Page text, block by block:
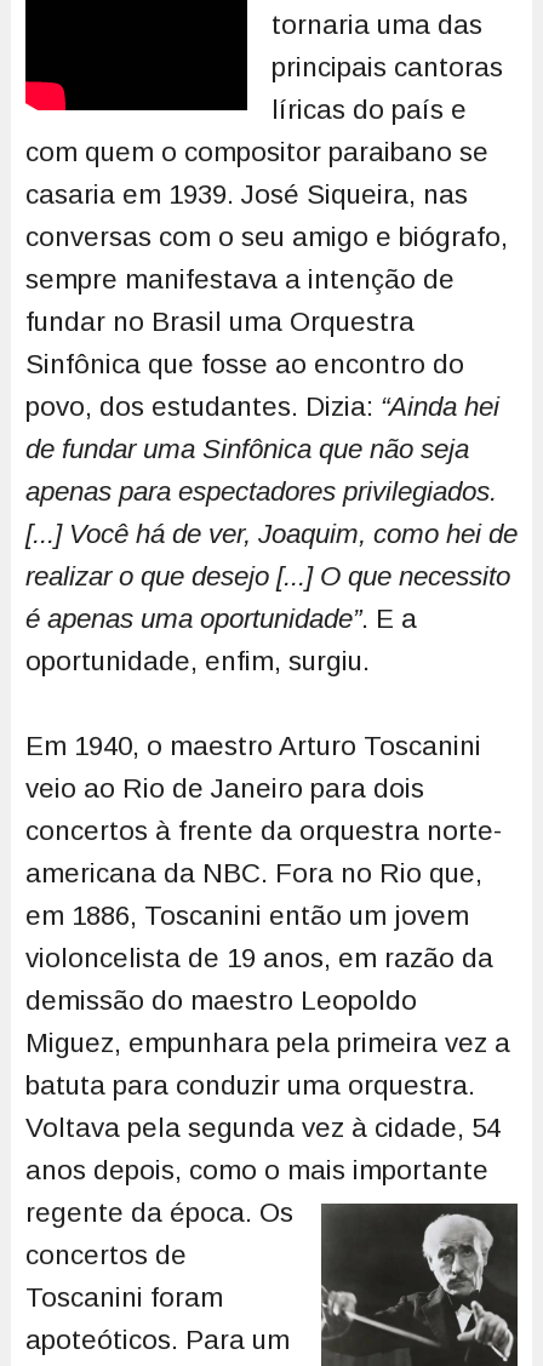
tornaria uma das
principais cantoras
líricas do país e
com quem o compositor paraibano se
casaria em 1939. José Siqueira, nas
conversas com o seu amigo e biógrafo,
sempre manifestava a intenção de
fundar no Brasil uma Orquestra
Sinfônica que fosse ao encontro do
povo, dos estudantes. Dizia: “Ainda hei
de fundar uma Sinfônica que não seja
apenas para espectadores privilegiados.
[...] Você há de ver, Joaquim, como hei de
realizar o que desejo [...] O que necessito
é apenas uma oportunidade”. E a
oportunidade, enfim, surgiu.
Em 1940, o maestro Arturo Toscanini
veio ao Rio de Janeiro para dois
concertos à frente da orquestra norte-
americana da NBC. Fora no Rio que,
em 1886, Toscanini então um jovem
violoncelista de 19 anos, em razão da
demissão do maestro Leopoldo
Miguez, empunhara pela primeira vez a
batuta para conduzir uma orquestra.
Voltava pela segunda vez à cidade, 54
anos depois, como o mais importante
regente da época. Os
concertos de
Toscanini foram
apoteóticos. Para um